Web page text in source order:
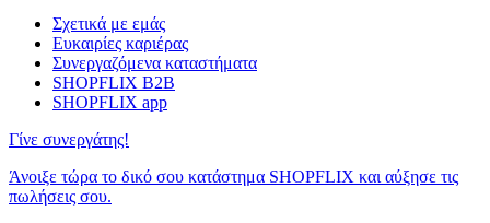
Σχετικά με εμάς
Ευκαιρίες καριέρας
Συνεργαζόμενα καταστήματα
SHOPFLIX B2B
SHOPFLIX app
Γίνε συνεργάτης!
Άνοιξε τώρα το δικό σου κατάστημα SHOPFLIX και αύξησε τις
πωλήσεις σου.